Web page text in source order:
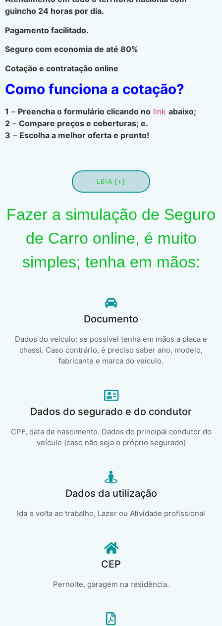
guincho 24 horas por dia.
Pagamento facilitado.
Seguro com economia de até 80%
Cotação e contratação online
Como funciona a cotação?
1 – Preencha o formulário clicando no link abaixo;
2 – Compare preços e coberturas; e.
3 – Escolha a melhor oferta e pronto!
LEIA [+]
Fazer a simulação de Seguro
de Carro online, é muito
simples; tenha em mãos:
Documento
Dados do veículo: se possível tenha em mãos a placa e
chassi. Caso contrário, é preciso saber ano, modelo,
fabricante e marca do veículo.
Dados do segurado e do condutor
CPF, data de nascimento. Dados do principal condutor do
veículo (caso não seja o próprio segurado)
Dados da utilização
Ida e volta ao trabalho, Lazer ou Atividade profissional
CEP
Pernoite, garagem na residência.